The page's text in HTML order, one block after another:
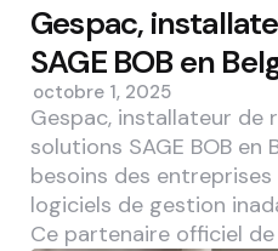
Gespac,
SAGE BOB en
octobre 1, 2025
Gespac, installateur de
solutions SAGE BOB en
besoins des
logiciels de gestion
Ce partenaire officiel de